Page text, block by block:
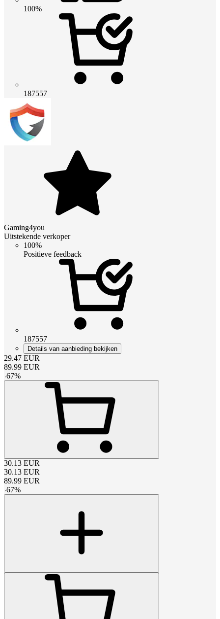
100%
187557
Gaming4you
Uitstekende verkoper
100%
Positieve feedback
187557
Details van aanbieding bekijken
29.47 EUR
89.99 EUR
-67%
30.13 EUR
30.13 EUR
89.99 EUR
-67%